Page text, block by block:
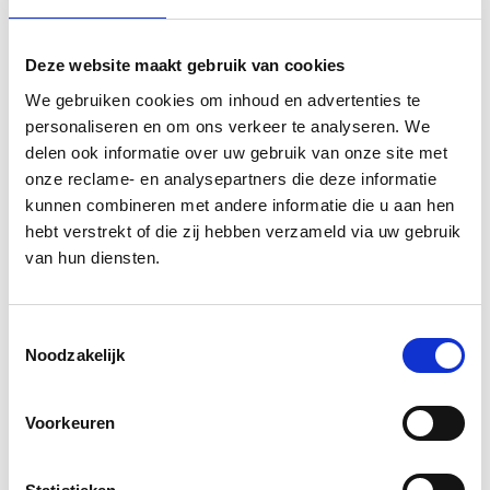
Deze website maakt gebruik van cookies
We gebruiken cookies om inhoud en advertenties te
personaliseren en om ons verkeer te analyseren. We
delen ook informatie over uw gebruik van onze site met
onze reclame- en analysepartners die deze informatie
kunnen combineren met andere informatie die u aan hen
hebt verstrekt of die zij hebben verzameld via uw gebruik
van hun diensten.
Noodzakelijk
Voorkeuren
Raul Fernandez van Dijk
Development
Go back to our